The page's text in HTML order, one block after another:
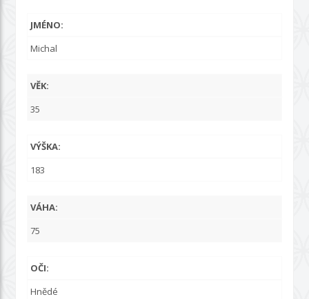
JMÉNO:
Michal
VĚK:
35
VÝŠKA:
183
VÁHA:
75
OČI:
Hnědé